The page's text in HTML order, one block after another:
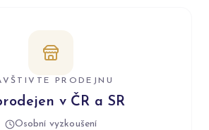
PRODEJNU
v ČR a SR
Osobní vyzkoušení